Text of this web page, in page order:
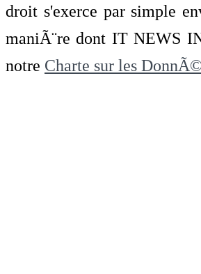
droit s'exerce par simple
maniÃ¨re dont IT NEWS
notre Charte sur les